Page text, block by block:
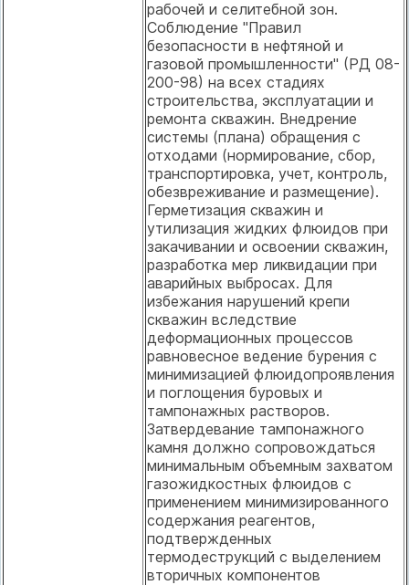
рабочей и селитебной зон.
Соблюдение "Правил
безопасности в нефтяной и
газовой промышленности" (РД 08-
200-98) на всех стадиях
строительства, эксплуатации и
ремонта скважин. Внедрение
системы (плана) обращения с
отходами (нормирование, сбор,
транспортировка, учет, контроль,
обезвреживание и размещение).
Герметизация скважин и
утилизация жидких флюидов при
закачивании и освоении скважин,
разработка мер ликвидации при
аварийных выбросах. Для
избежания нарушений крепи
скважин вследствие
деформационных процессов
равновесное ведение бурения с
минимизацией флюидопроявления
и поглощения буровых и
тампонажных растворов.
Затвердевание тампонажного
камня должно сопровождаться
минимальным объемным захватом
газожидкостных флюидов с
применением минимизированного
содержания реагентов,
подтвержденных
термодеструкций с выделением
вторичных компонентов